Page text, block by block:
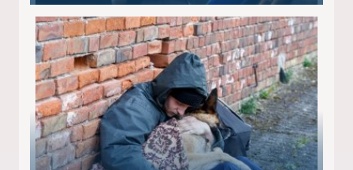
Mutter freigesprochen!